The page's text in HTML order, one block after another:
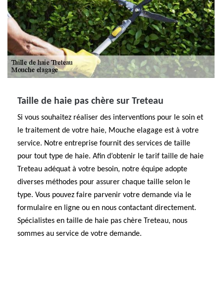
Taille de haie pas chère sur Treteau
Si vous souhaitez réaliser des interventions pour le soin et
le traitement de votre haie, Mouche elagage est à votre
service. Notre entreprise fournit des services de taille
pour tout type de haie. Afin d’obtenir le tarif taille de haie
Treteau adéquat à votre besoin, notre équipe adopte
diverses méthodes pour assurer chaque taille selon le
type. Vous pouvez faire parvenir votre demande via le
formulaire en ligne ou en nous contactant directement.
Spécialistes en taille de haie pas chère Treteau, nous
sommes au service de votre demande.